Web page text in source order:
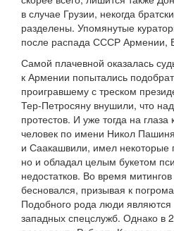
в случае Грузии, некогда
разделены. Упомянутые
после распада СССР Армении,
Самой плачевной оказалась
к Армении попытались
проигравшему с треском
Тер-Петросяну внушили, что
протестов. И уже тогда на
человек по имени Никол
и Саакашвили, имел некоторые
но и обладал целым букетом
недостатков. Во время
бесновался, призывая к
Подобного рода люди
западных спецслужб. Однако в